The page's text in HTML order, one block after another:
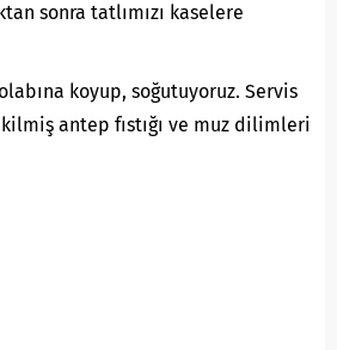
sonra tatlımızı kaselere
koyup, soğutuyoruz. Servis
antep fıstığı ve muz dilimleri